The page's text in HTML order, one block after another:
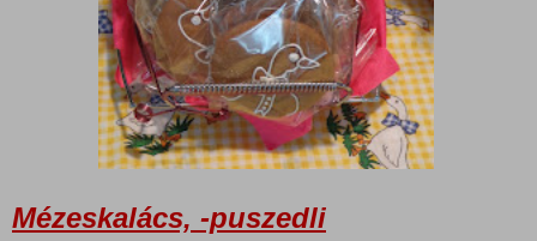
Mézeskalács, -puszedli